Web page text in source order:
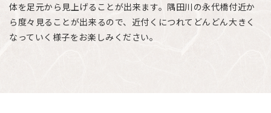
体を足元から見上げることが出来ます。隅田川の永代橋付近か
ら度々見ることが出来るので、近付くにつれてどんどん大きく
なっていく様子をお楽しみください。